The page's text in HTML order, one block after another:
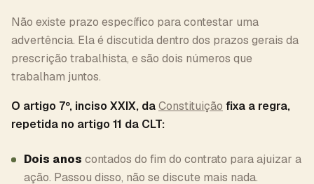
Não existe prazo específico para contestar uma
advertência. Ela é discutida dentro dos prazos gerais da
prescrição trabalhista, e são dois números que
trabalham juntos.
O artigo 7º, inciso XXIX, daConstituição fixa a regra,
repetida no artigo 11 da CLT:
Dois anos contados do fim do contrato para ajuizar a
ação. Passou disso, não se discute mais nada.